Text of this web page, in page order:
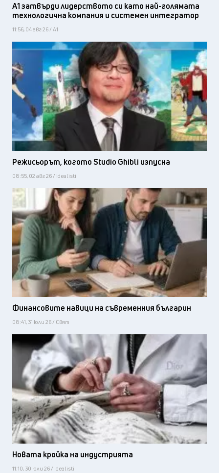
А1 затвърди лидерството си като най-голямата
технологична компания и системен интегратор
11:56, 04 авг 26 / А1
Режисьорът, когото Studio Ghibli изпусна
08:55, 02 авг 26 / Idealisti
Финансовите навици на съвременния българин
08:41, 31 юли 26 / Свят
Новата кройка на индустрията
11:10, 30 юли 26 / Idealisti